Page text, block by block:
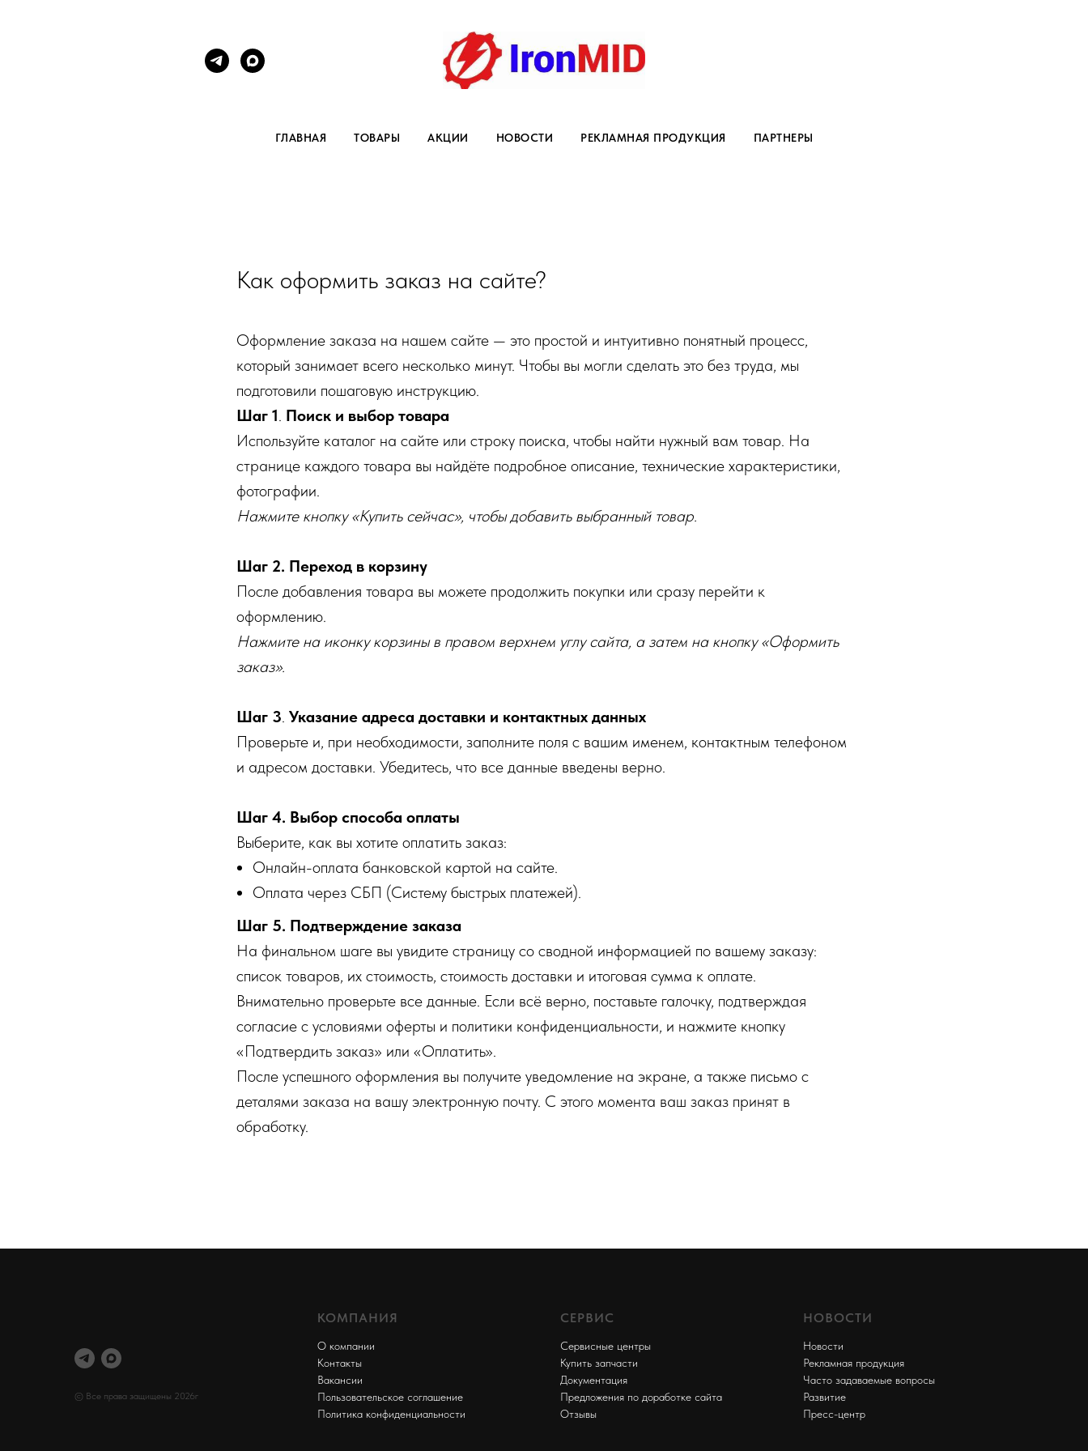
ГЛАВНАЯ ТОВАРЫ АКЦИИ НОВОСТИ РЕКЛАМНАЯ ПРОДУКЦИЯ ПАРТНЕРЫ
Как оформить заказ на сайте?
Оформление заказа на нашем сайте — это простой и интуитивно понятный процесс,
который занимает всего несколько минут. Чтобы вы могли сделать это без труда, мы
подготовили пошаговую инструкцию.
Шаг 1. Поиск и выбор товара
Используйте каталог на сайте или строку поиска, чтобы найти нужный вам товар. На
странице каждого товара вы найдёте подробное описание, технические характеристики,
фотографии.
Нажмите кнопку «Купить сейчас», чтобы добавить выбранный товар.
Шаг 2. Переход в корзину
После добавления товара вы можете продолжить покупки или сразу перейти к
оформлению.
Нажмите на иконку корзины в правом верхнем углу сайта, а затем на кнопку «Оформить
заказ».
Шаг 3. Указание адреса доставки и контактных данных
Проверьте и, при необходимости, заполните поля с вашим именем, контактным телефоном
и адресом доставки. Убедитесь, что все данные введены верно.
Шаг 4. Выбор способа оплаты
Выберите, как вы хотите оплатить заказ:
Онлайн-оплата банковской картой на сайте.
Оплата через СБП (Систему быстрых платежей).
Шаг 5. Подтверждение заказа
На финальном шаге вы увидите страницу со сводной информацией по вашему заказу:
список товаров, их стоимость, стоимость доставки и итоговая сумма к оплате.
Внимательно проверьте все данные. Если всё верно, поставьте галочку, подтверждая
согласие с условиями оферты и политики конфиденциальности, и нажмите кнопку
«Подтвердить заказ» или «Оплатить».
После успешного оформления вы получите уведомление на экране, а также письмо с
деталями заказа на вашу электронную почту. С этого момента ваш заказ принят в
обработку.
© Все права защищены 2026г
КОМПАНИЯ
О компании
Контакты
Вакансии
Пользовательское соглашение
Политика конфиденциальности
СЕРВИС
Сервисные центры
Купить запчасти
Документация
Предложения по доработке сайта
Отзывы
НОВОСТИ
Новости
Рекламная продукция
Часто задаваемые вопросы
Развитие
Пресс-центр